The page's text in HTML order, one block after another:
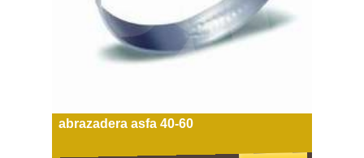
abrazadera asfa 40-60